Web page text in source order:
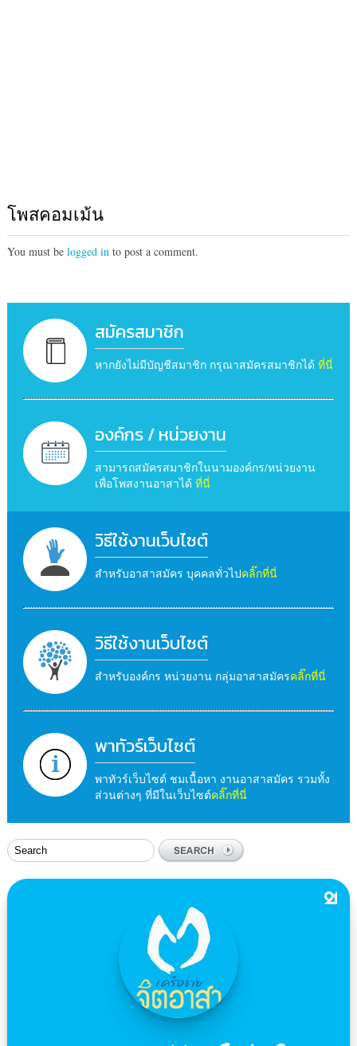
โพสคอมเม้น
You must be logged into post a comment.
สมัครสมาชิก
หากยังไม่มีบัญชีสมาชิก กรุณาสมัครสมาชิกได้ ที่นี่
องค์กร / หน่วยงาน
สามารถสมัครสมาชิกในนามองค์กร/หน่วยงาน
เพื่อโพสงานอาสาได้ ที่นี่
วิธีใช้งานเว็บไซต์
สำหรับอาสาสมัคร บุคคลทั่วไปคลิ๊กที่นี่
วิธีใช้งานเว็บไซต์
สำหรับองค์กร หน่วยงาน กลุ่มอาสาสมัครคลิ๊กที่นี่
พาทัวร์เว็บไซต์
พาทัวร์เว็บไซต์ ชมเนื้อหา งานอาสาสมัคร รวมทั้ง
ส่วนต่างๆ ที่มีในเว็บไซต์คลิ๊กที่นี่